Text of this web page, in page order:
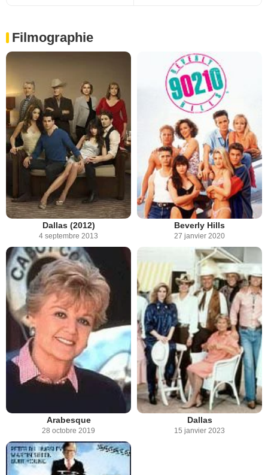
Filmographie
Dallas (2012)
4 septembre 2013
Beverly Hills
27 janvier 2020
Arabesque
28 octobre 2019
Dallas
15 janvier 2023